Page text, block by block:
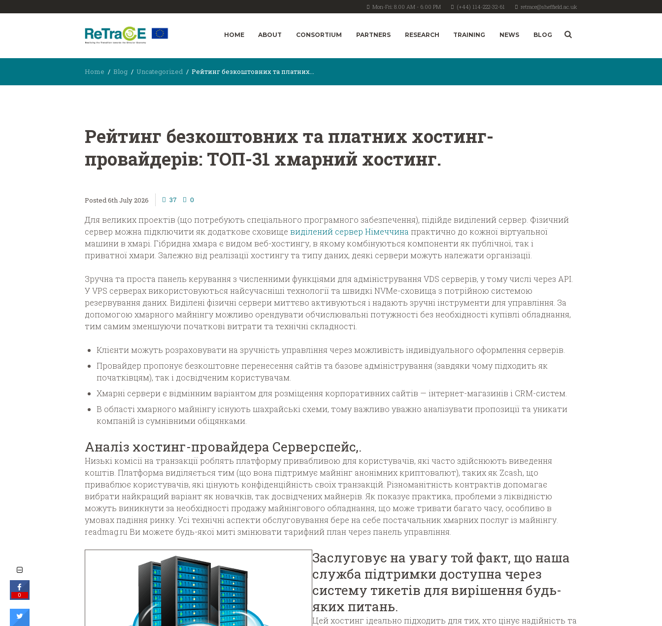
Mon-Fri: 8.00 AM - 6.00 PM (+44) 114-222-32-61 retrace@sheffield.ac.uk
HOME ABOUT CONSORTIUM PARTNERS RESEARCH TRAINING NEWS BLOG
Home Blog Uncategorized Рейтинг безкоштовних та платних...
Рейтинг безкоштовних та платних хостинг-
провайдерів: ТОП-31 хмарний хостинг.
6th July 2026 37 0
Для великих проектів (що потребують спеціального програмного забезпечення), підійде виділений сервер. Фізичний
сервер можна підключити як додаткове сховище виділений сервер Німеччина практично до кожної віртуальної
машини в хмарі. Гібридна хмара є видом веб-хостингу, в якому комбінуються компоненти як публічної, так і
приватної хмари. Залежно від реалізації хостингу та типу даних, деякі сервери можуть належати організації.
Зручна та проста панель керування з численними функціями для адміністрування VDS серверів, у тому числі через API.
У VPS серверах використовуються найсучасніші технології та швидкі NVMe-сховища з потрійною системою
резервування даних. Виділені фізичні сервери миттєво активуються і надають зручні інструменти для управління. За
допомогою хмарного майнінгу можливо орендувати обчислювальні потужності без необхідності купівлі обладнання,
тим самим зменшуючи початкові витрати та технічні складності.
Клієнти можуть розраховувати на зручність управління через можливість індивідуального оформлення серверів.
Провайдер пропонує безкоштовне перенесення сайтів та базове адміністрування (завдяки чому підходить як
початківцям), так і досвідченим користувачам.
Хмарні сервери є відмінним варіантом для розміщення корпоративних сайтів — інтернет-магазинів і CRM-систем.
В області хмарного майнінгу існують шахрайські схеми, тому важливо уважно аналізувати пропозиції та уникати
компаній із сумнівними обіцянками.
Аналіз хостинг-провайдера Серверспейс,.
Низькі комісії на транзакції роблять платформу привабливою для користувачів, які часто здійснюють виведення
коштів. Платформа виділяється тим (що вона підтримує майнінг анонімних криптовалют), таких як Zcash, що
приваблює користувачів, які цінують конфіденційність своїх транзакцій. Різноманітність контрактів допомагає
вибрати найкращий варіант як новачків, так досвідчених майнерів. Як показує практика, проблеми з ліквідністю
можуть виникнути за необхідності продажу майнінгового обладнання, що може тривати багато часу, особливо в
умовах падіння ринку. Усі технічні аспекти обслуговування бере на себе постачальник хмарних послуг із майнінгу.
readmag.ru Ви можете будь-якої миті змінювати тарифний план через панель управління.
Заслуговує на увагу той факт, що наша
служба підтримки доступна через
систему тикетів для вирішення будь-
яких питань.
Цей хостинг ідеально підходить для тих, хто цінує надійність та
0